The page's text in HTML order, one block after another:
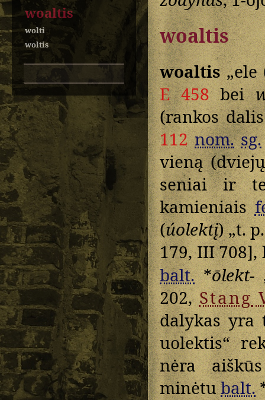
woaltis
wolti
woltis
woaltis
woaltis„ele
E 458bei
(rankos
112 nom. sg.
vieną
seniai ir
kamieniais
(úolektį) „t.
179, III
balt.*ōlekt-
202,Stang
dalykas yra
uolektis“
nėra
minėtubalt.